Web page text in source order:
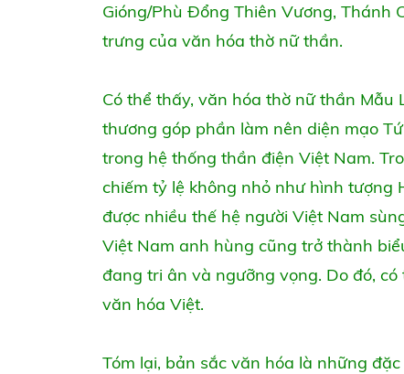
Gióng/Phù Đổng Thiên Vương, Thánh
trưng của văn hóa thờ nữ thần.
Có thể thấy, văn hóa thờ nữ thần
thương góp phần làm nên diện mạo
trong hệ thống thần điện Việt Nam.
chiếm tỷ lệ không nhỏ như hình tượng
được nhiều thế hệ người Việt Nam
Việt Nam anh hùng cũng trở thành
đang tri ân và ngưỡng vọng. Do đó,
văn hóa Việt.
Tóm lại, bản sắc văn hóa là những